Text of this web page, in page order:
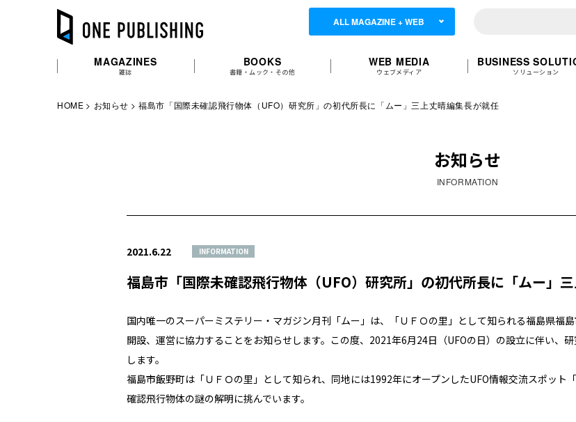
ALL MAGAZINE + WEB
MAGAZINES
雑誌
BOOKS
書籍・ムック・その他
WEB MEDIA
ウェブメディア
BUSINESS
ソリューション
HOME お知らせ 福島市「国際未確認飛行物体（UFO）研究所」の初代所長に「ムー」三上丈晴編集長が就任
お知らせ
INFORMATION
2021.6.22 INFORMATION
福島市「国際未確認飛行物体（UFO）研究所」の初代所長に「ムー」
国内唯一のスーパーミステリー・マガジン月刊「ムー」は、「ＵＦＯの里」として知られる福島県福
開設、運営に協力することをお知らせします。この度、2021年6月24日（UFOの日）の設立に伴い、
します。
福島市飯野町は「ＵＦＯの里」として知られ、同地には1992年にオープンしたUFO情報交流スポット
確認飛行物体の謎の解明に挑んでいます。